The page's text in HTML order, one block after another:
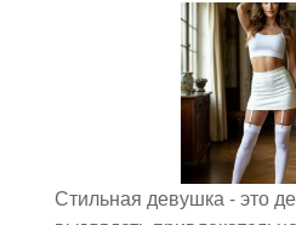
Стильная девушка - это